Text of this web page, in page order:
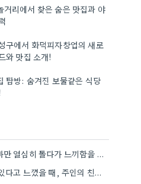
거리에서 찾은 숨은 맛집과 야
구에서 화덕피자창업의 새로
와 맛집 소개!
탐방: 숨겨진 보물같은 식당
뷔페에서 샐러드바만 열심히 돌다가 느끼함을 참기 힘들었던 경험이 있네요. 메뉴 구성도 중요하지만, 음료나 디저트 선택도…
처음 김치찌개 맛있다고 느꼈을 때, 주인의 친절함 때문에 그 감동이 더 크게 느껴지네요.